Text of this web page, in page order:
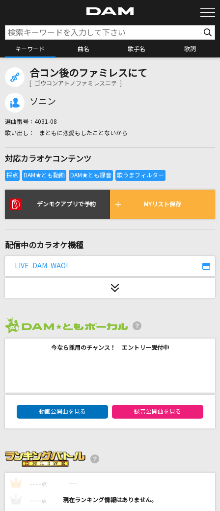
キーワード 曲名 歌手名 歌詞
カラオケ検索
全国りれき
リアルタイムで歌われている曲の一覧
Reason!!
ラピスラズリ
Butter-Fly
伊藤咲子
やさしいキスをして
DREAMS COME TRUE
合コン後のファミレスにて
[ ゴウコンアトノファミレスニテ ]
ソニン
選曲番号： 4031-08
まともに恋愛もしたことないから
対応カラオケコンテンツ
デンモクアプリで予約 MYリスト保存
配信中のカラオケ機種
LIVE DAM WAO!
今なら採用のチャンス！ エントリー受付中
DAM★ともボーカルエントリーランキング
動画公開曲を見る
録音公開曲を見る
1 ---- 点 ----
---- 点 ----